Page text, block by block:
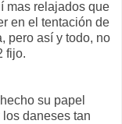
mas relajados que
en el tentación de
pero así y todo, no
fijo.
su papel
daneses tan